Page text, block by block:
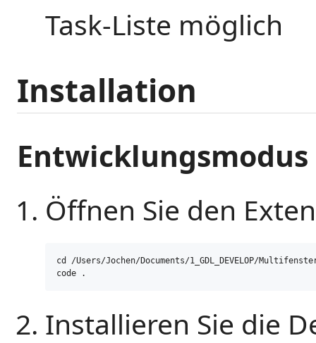
Task-Liste möglich
Installation
Entwicklungsmodus
Öffnen Sie den
cd /Users/Jochen/Documents/1_GDL_DEVELOP/
code .
Installieren Sie die